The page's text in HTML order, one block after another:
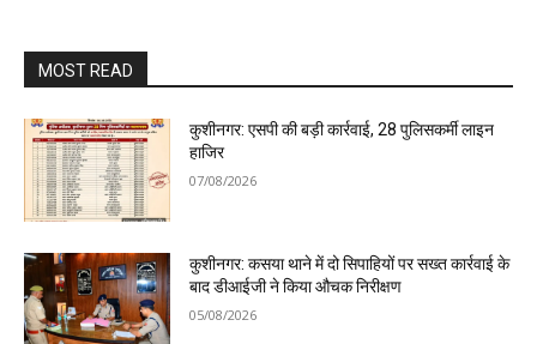
MOST READ
कुशीनगर: एसपी की बड़ी कार्रवाई, 28 पुलिसकर्मी लाइन
हाजिर
07/08/2026
कुशीनगर: कसया थाने में दो सिपाहियों पर सख्त कार्रवाई के
बाद डीआईजी ने किया औचक निरीक्षण
05/08/2026